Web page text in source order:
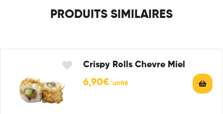
PRODUITS SIMILAIRES
Crispy Rolls Chevre Miel
6,90€